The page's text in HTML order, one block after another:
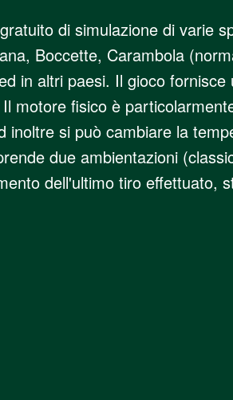
di simulazione di varie
Boccette, Carambola
in altri paesi. Il gioco
motore fisico è
inoltre si può cambiare la
due ambientazioni
dell'ultimo tiro effettuato,